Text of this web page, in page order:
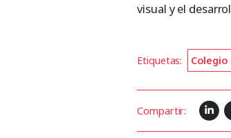
visual y el
Etiquetas:
Compartir: